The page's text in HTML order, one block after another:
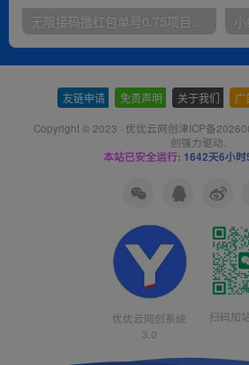
无限接码撸红包单号0.75项目无偿分享给你【揭秘】
友链申请 免责声明 关于我们 广
Copyright © 2023 · 优优云网创津ICP备
创强力驱动.
本站已安全运行: 1642天6小
优优云网创系统
3.0
扫码加